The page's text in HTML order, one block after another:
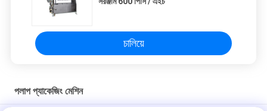
চালিয়ে
পলাপ প্যাকেজিং মেশিন